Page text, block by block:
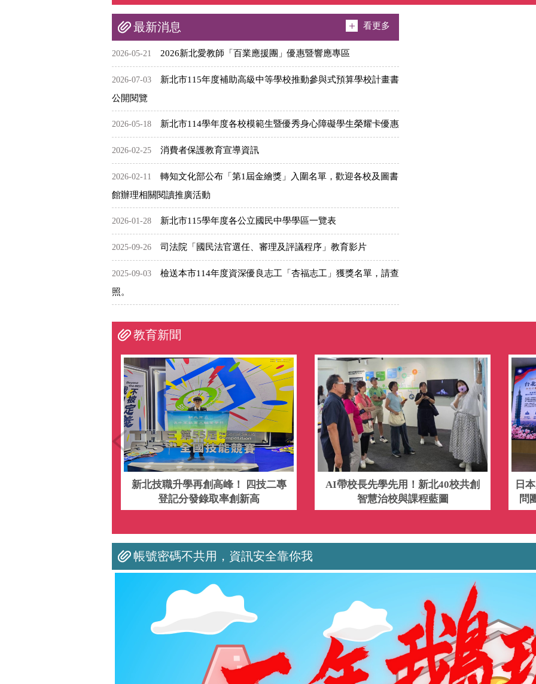
最新消息 看更多
2026-05-21 2026新北愛教師「百業應援團」優惠暨響應專區
2026-07-03
新北市115年度補助高級中等學校推動參與式預算學校計畫書
公開閱覽
2026-05-18 新北市114學年度各校模範生暨優秀身心障礙學生榮耀卡優惠
2026-02-25 消費者保護教育宣導資訊
2026-02-11
轉知文化部公布「第1屆金繪獎」入圍名單，歡迎各校及圖書
館辦理相關閱讀推廣活動
2026-01-28 新北市115學年度各公立國民中學學區一覽表
2025-09-26 司法院「國民法官選任、審理及評議程序」教育影片
2025-09-03
檢送本市114年度資深優良志工「杏福志工」獲獎名單，請查
照。
教育新聞
新北技職升學再創高峰！ 四技二專
登記分發錄取率創新高
AI帶校長先學先用！新北40校共創
智慧治校與課程藍圖
日
問
帳號密碼不共用，資訊安全靠你我